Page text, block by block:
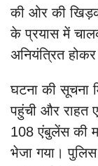
की ओर की
के प्रयास में
अनियंत्रित
घटना की सूचना
पहुंची और राहत
108 एंबुलेंस की
भेजा गया। पुलिस